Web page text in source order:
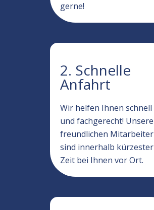
gerne!
2. Schnelle
Anfahrt
Wir helfen Ihnen schnell
und fachgerecht! Unsere
freundlichen Mitarbeiter
sind innerhalb kürzester
Zeit bei Ihnen vor Ort.